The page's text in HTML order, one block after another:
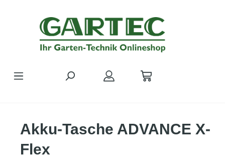
Akku-Tasche ADVANCE X-
Flex